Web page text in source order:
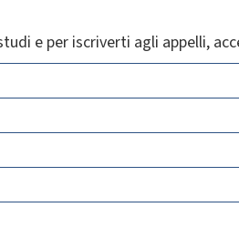
e per iscriverti agli appelli,